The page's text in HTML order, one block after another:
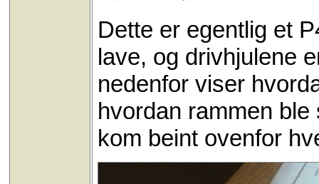
Dette er egentlig et
lave, og drivhjulene
nedenfor viser
hvordan rammen
kom beint ovenfor